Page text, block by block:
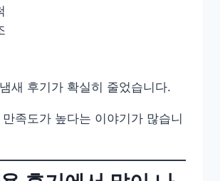
새 후기가 확실히 줄었습니다.
족도가 높다는 이야기가 많습니